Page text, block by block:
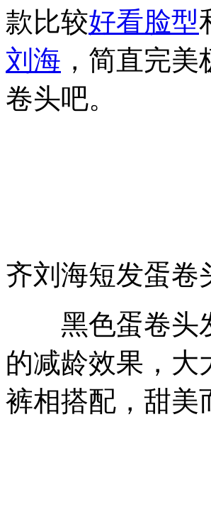
款比较好看脸型
刘海 ，简直完
卷头吧。
齐刘海短发蛋卷
黑色蛋卷头发
的减龄效果，大
裤相搭配，甜美